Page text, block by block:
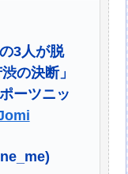
3人が脱
の決断」
ーツニッ